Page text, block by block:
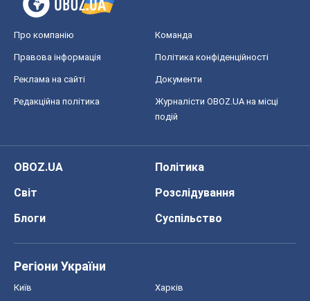
Про компанію Команда
Правова інформація Політика конфіденційності
Реклама на сайті Документи
Редакційна політика
Журналісти OBOZ.UA на місці
подій
OBOZ.UA
Політика
Світ
Розслідування
Блоги
Суспільство
Регіони України
Київ Харків